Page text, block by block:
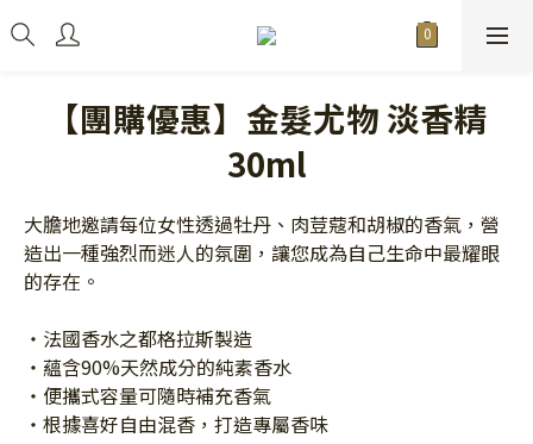
【團購優惠】金髮尤物 淡香精
30ml
大膽地邀請每位女性透過牡丹、肉荳蔻和胡椒的香氣，營
造出一種強烈而迷人的氛圍，讓您成為自己生命中最耀眼
的存在。
・法國香水之都格拉斯製造
・蘊含90%天然成分的純素香水
・便攜式容量可隨時補充香氣
・根據喜好自由混香，打造專屬香味